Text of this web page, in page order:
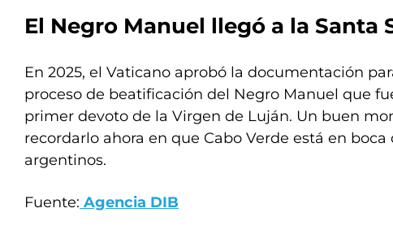
El Negro Manuel llegó a la Santa
En 2025, el Vaticano aprobó la documentación
proceso de beatificación del Negro Manuel que
primer devoto de la Virgen de Luján. Un buen
recordarlo ahora en que Cabo Verde está en boca
argentinos.
Fuente: Agencia DIB